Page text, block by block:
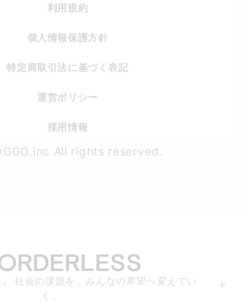
利用規約
個人情報保護方針
特定商取引法に基づく表記
運営ポリシー
採用情報
All rights reserved.
社会の課題を、みんなの希望へ変えてい
く。
＋